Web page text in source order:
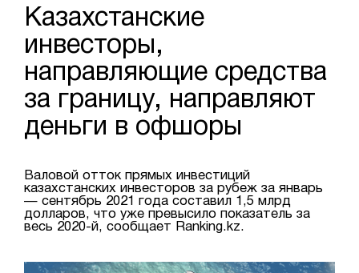
Казахстанские
инвесторы,
направляющие средства
за границу, направляют
деньги в офшоры
Валовой отток прямых инвестиций
казахстанских инвесторов за рубеж за январь
— сентябрь 2021 года составил 1,5 млрд
долларов, что уже превысило показатель за
весь 2020-й, сообщает Ranking.kz.